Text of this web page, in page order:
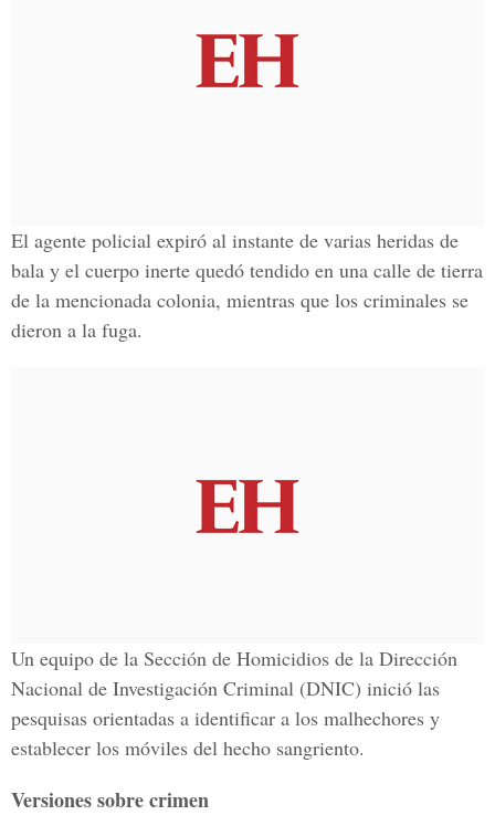
El agente policial expiró al instante de varias heridas de
bala y el cuerpo inerte quedó tendido en una calle de tierra
de la mencionada colonia, mientras que los criminales se
dieron a la fuga.
Un equipo de la Sección de Homicidios de la Dirección
Nacional de Investigación Criminal (DNIC) inició las
pesquisas orientadas a identificar a los malhechores y
establecer los móviles del hecho sangriento.
Versiones sobre crimen